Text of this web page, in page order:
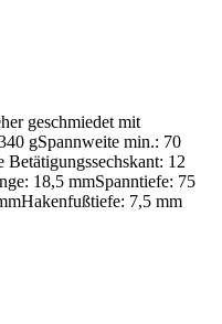
geschmiedet mit
gSpannweite min.: 70
12
18,5 mmSpanntiefe: 75
7,5 mm